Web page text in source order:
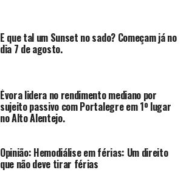
E que tal um Sunset no sado? Começam já no
dia 7 de agosto.
Évora lidera no rendimento mediano por
sujeito passivo com Portalegre em 1º lugar
no Alto Alentejo.
Opinião: Hemodiálise em férias: Um direito
que não deve tirar férias